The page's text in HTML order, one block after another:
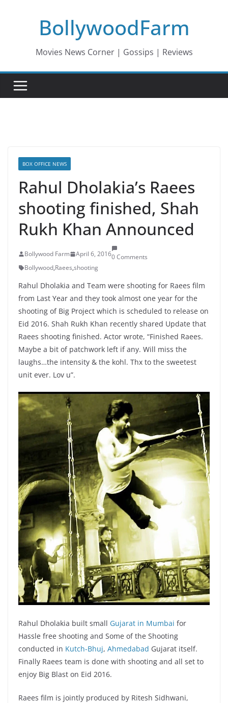
BollywoodFarm
Movies News Corner | Gossips | Reviews
BOX OFFICE NEWS
Rahul Dholakia’s Raees
shooting finished, Shah
Rukh Khan Announced
Bollywood Farm April 6, 20160 Comments
Bollywood,Raees,shooting
Rahul Dholakia and Team were shooting for Raees film
from Last Year and they took almost one year for the
shooting of Big Project which is scheduled to release on
Eid 2016. Shah Rukh Khan recently shared Update that
Raees shooting finished. Actor wrote, “Finished Raees.
Maybe a bit of patchwork left if any. Will miss the
laughs…the intensity & the kohl. Thx to the sweetest
unit ever. Lov u”.
Rahul Dholakia built small Gujarat in Mumbai for
Hassle free shooting and Some of the Shooting
conducted in Kutch-Bhuj, Ahmedabad Gujarat itself.
Finally Raees team is done with shooting and all set to
enjoy Big Blast on Eid 2016.
Raees film is jointly produced by Ritesh Sidhwani,